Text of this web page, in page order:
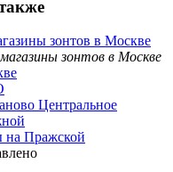
зонтов в Москве
Центральное
на Пражской